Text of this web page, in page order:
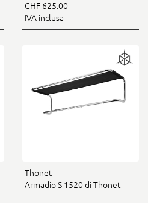
CHF 625.00
IVA inclusa
Thonet
Armadio S 1520 di Thonet